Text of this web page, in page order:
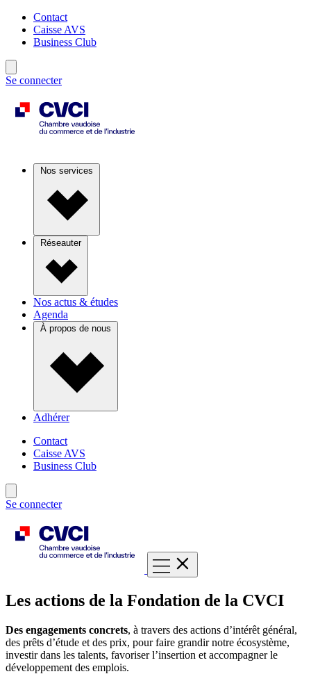
Contact
Caisse AVS
Business Club
Se connecter
Nos services
Réseauter
Nos actus & études
Agenda
À propos de nous
Adhérer
Contact
Caisse AVS
Business Club
Se connecter
Les actions de la Fondation de la CVCI
Des engagements concrets, à travers des actions d’intérêt général,
des prêts d’étude et des prix, pour faire grandir notre écosystème,
investir dans les talents, favoriser l’insertion et accompagner le
développement des emplois.